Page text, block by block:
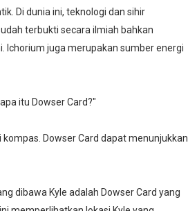
Di dunia ini, teknologi dan sihir
terbukti secara ilmiah bahkan
Ichorium juga merupakan sumber energi
itu Dowser Card?"
Dowser Card dapat menunjukkan
dibawa Kyle adalah Dowser Card yang